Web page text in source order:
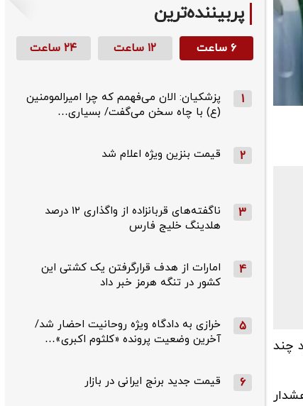
چند
پربیننده‌ترین
۶ ساعت ۱۲ ساعت ۲۴ ساعت
1
پزشکیان: الان می‌فهمم که چرا امیرالمومنین
(ع) با چاه سخن می‌گفت/ بسیاری…
2 قیمت بنزین ویژه اعلام شد
3
ناگفته‌های قربانزاده از واگذاری ۱۲ درصد
هلدینگ خلیج فارس
4
امارات از هدف قرارگرفتن یک کشتی این
کشور در تنگه هرمز خبر داد
5
خرازی به دادگاه ویژه روحانیت احضار شد/
آخرین وضعیت پرونده «کلثوم اکبری»…
6 قیمت جدید برنج ایرانی در بازار